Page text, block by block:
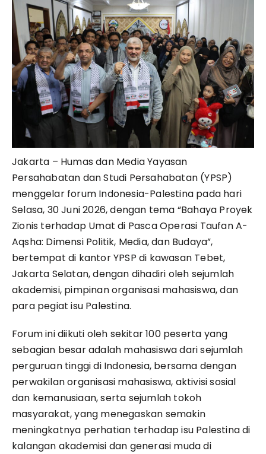
Jakarta – Humas dan Media Yayasan
Persahabatan dan Studi Persahabatan (YPSP)
menggelar forum Indonesia-Palestina pada hari
Selasa, 30 Juni 2026, dengan tema “Bahaya Proyek
Zionis terhadap Umat di Pasca Operasi Taufan A-
Aqsha: Dimensi Politik, Media, dan Budaya”,
bertempat di kantor YPSP di kawasan Tebet,
Jakarta Selatan, dengan dihadiri oleh sejumlah
akademisi, pimpinan organisasi mahasiswa, dan
para pegiat isu Palestina.
Forum ini diikuti oleh sekitar 100 peserta yang
sebagian besar adalah mahasiswa dari sejumlah
perguruan tinggi di Indonesia, bersama dengan
perwakilan organisasi mahasiswa, aktivisi sosial
dan kemanusiaan, serta sejumlah tokoh
masyarakat, yang menegaskan semakin
meningkatnya perhatian terhadap isu Palestina di
kalangan akademisi dan generasi muda di